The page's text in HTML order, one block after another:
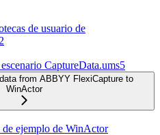
de usuario de
CaptureData.ums5
from ABBYY FlexiCapture to
WinActor
ejemplo de WinActor